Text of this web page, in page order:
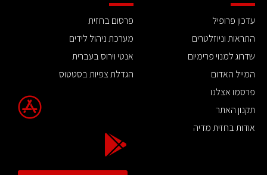
עדכון פרופיל
התראות וניוזלטרים
שדרוג למנוי פרימיום
המייל האדום
פרסמו אצלנו
תקנון האתר
אודות בחזית מדיה
פרסום בחזית
מערכת ניהול לידים
אנטי וירוס בעברית
הגדלת צפיות בסטטוס